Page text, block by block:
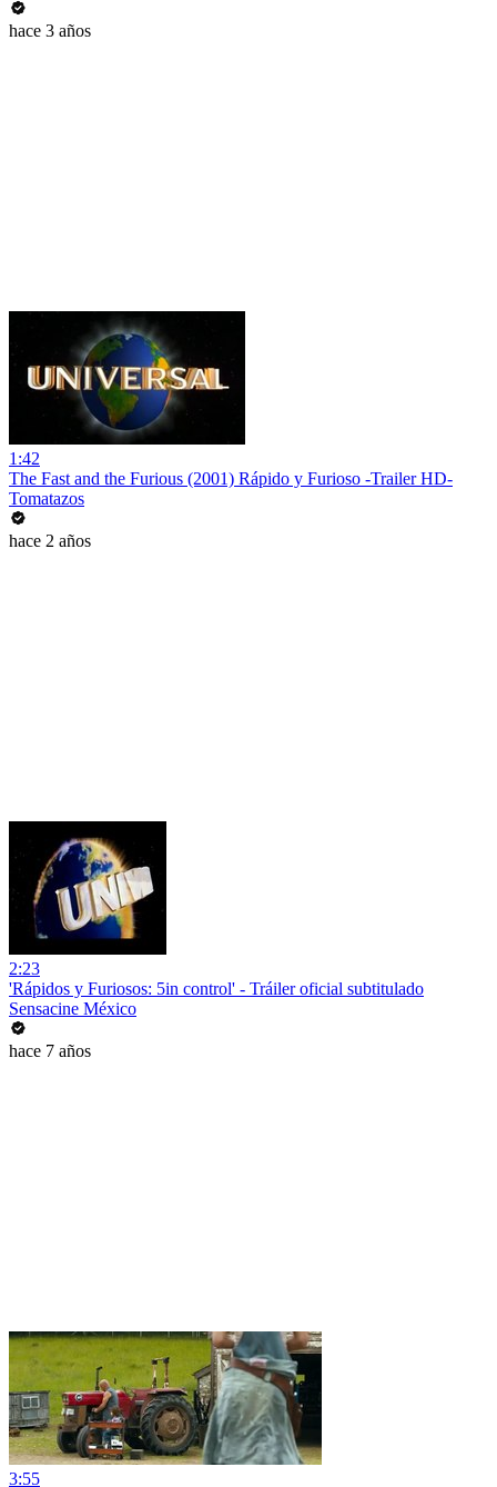
hace 3 años
1:42
The Fast and the Furious (2001) Rápido y Furioso -Trailer HD-
Tomatazos
hace 2 años
2:23
'Rápidos y Furiosos: 5in control' - Tráiler oficial subtitulado
Sensacine México
hace 7 años
3:55